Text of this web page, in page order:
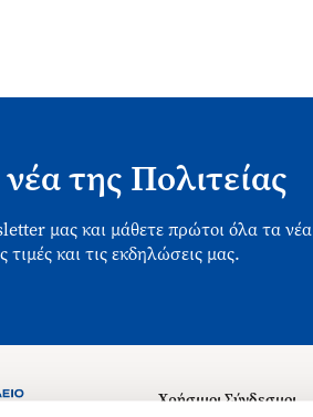
της Πολιτείας
μας και μάθετε πρώτοι όλα τα νέα
τιμές και τις εκδηλώσεις μας.
Χρήσιμοι Σύνδεσμοι